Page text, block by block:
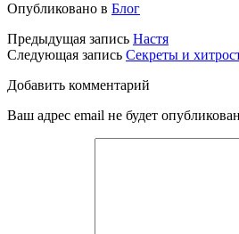
Опубликовано в Блог
Предыдущая запись Настя
Следующая запись Секреты и
Добавить комментарий
Ваш адрес email не будет